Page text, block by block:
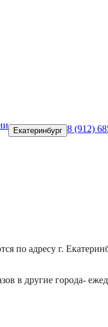
Екатеринбург 8 (912)
по адресу г.
в другие города-